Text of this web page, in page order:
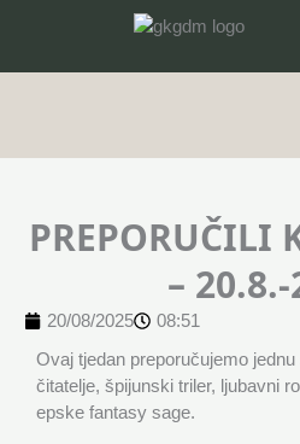
PREPORUČILI
–
20/08/2025
08:51
Ovaj tjedan preporučujemo
čitatelje, špijunski triler, ljubavni
epske fantasy sage.